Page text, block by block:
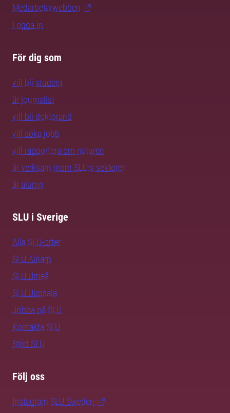
Medarbetarwebben
Logga in
För dig som
vill bli student
är journalist
vill bli doktorand
vill söka jobb
vill rapportera om naturen
är verksam inom SLU:s sektorer
är alumn
SLU i Sverige
Alla SLU-orter
SLU Alnarp
SLU Umeå
SLU Uppsala
Jobba på SLU
Kontakta SLU
Stöd SLU
Följ oss
Instagram SLU.Sweden